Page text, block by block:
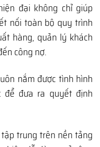
đại không chỉ giúp
nối toàn bộ quy trình
hàng, quản lý khách
công nợ.
nắm được tình hình
đưa ra quyết định
trung trên nền tảng